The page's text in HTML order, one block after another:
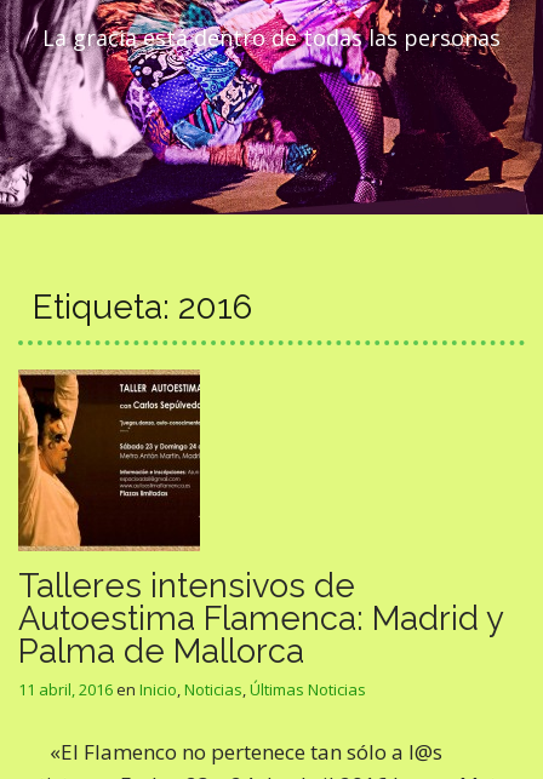
La gracia está dentro de todas las personas
Etiqueta: 2016
Talleres intensivos de
Autoestima Flamenca: Madrid y
Palma de Mallorca
11 abril, 2016en Inicio,Noticias,Últimas Noticias
«El Flamenco no pertenece tan sólo a l@s